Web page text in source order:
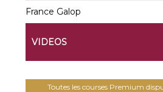
France Galop
VIDEOS
Toutes les courses Premium